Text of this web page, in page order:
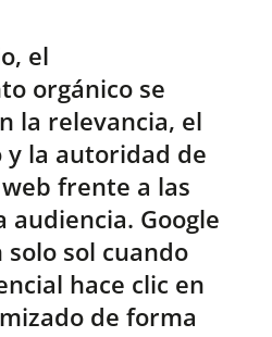
el
orgánico se
la relevancia, el
la autoridad de
frente a las
audiencia. Google
sol cuando
hace clic en
de forma